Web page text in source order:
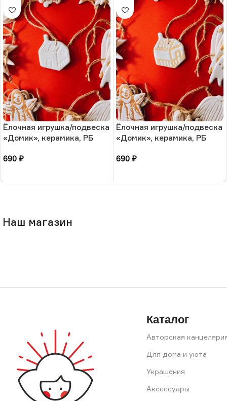
Ёлочная игрушка/подвеска
«Домик», керамика, РБ
690 ₽
Ёлочная игрушка/подвеска
«Домик», керамика, РБ
690 ₽
Наш магазин
Каталог
Авторская
Для дома и уюта
Украшения
Аксессуары